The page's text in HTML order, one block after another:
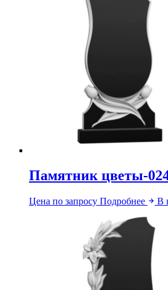
Памятник цветы-
Цена по запросу Подробнее В